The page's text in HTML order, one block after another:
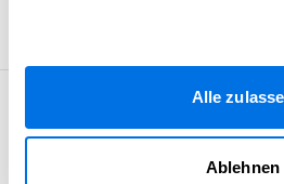
Alle
Ablehnen
Älice und DIS M – Live Open Air
Promotion Veranstaltungs GmbH